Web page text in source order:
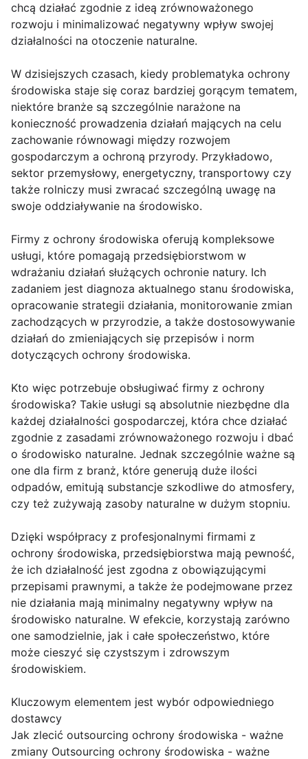
chcą działać zgodnie z ideą zrównoważonego
rozwoju i minimalizować negatywny wpływ swojej
działalności na otoczenie naturalne.
W dzisiejszych czasach, kiedy problematyka ochrony
środowiska staje się coraz bardziej gorącym tematem,
niektóre branże są szczególnie narażone na
konieczność prowadzenia działań mających na celu
zachowanie równowagi między rozwojem
gospodarczym a ochroną przyrody. Przykładowo,
sektor przemysłowy, energetyczny, transportowy czy
także rolniczy musi zwracać szczególną uwagę na
swoje oddziaływanie na środowisko.
Firmy z ochrony środowiska oferują kompleksowe
usługi, które pomagają przedsiębiorstwom w
wdrażaniu działań służących ochronie natury. Ich
zadaniem jest diagnoza aktualnego stanu środowiska,
opracowanie strategii działania, monitorowanie zmian
zachodzących w przyrodzie, a także dostosowywanie
działań do zmieniających się przepisów i norm
dotyczących ochrony środowiska.
Kto więc potrzebuje obsługiwać firmy z ochrony
środowiska? Takie usługi są absolutnie niezbędne dla
każdej działalności gospodarczej, która chce działać
zgodnie z zasadami zrównoważonego rozwoju i dbać
o środowisko naturalne. Jednak szczególnie ważne są
one dla firm z branż, które generują duże ilości
odpadów, emitują substancje szkodliwe do atmosfery,
czy też zużywają zasoby naturalne w dużym stopniu.
Dzięki współpracy z profesjonalnymi firmami z
ochrony środowiska, przedsiębiorstwa mają pewność,
że ich działalność jest zgodna z obowiązującymi
przepisami prawnymi, a także że podejmowane przez
nie działania mają minimalny negatywny wpływ na
środowisko naturalne. W efekcie, korzystają zarówno
one samodzielnie, jak i całe społeczeństwo, które
może cieszyć się czystszym i zdrowszym
środowiskiem.
Kluczowym elementem jest wybór odpowiedniego
dostawcy
Jak zlecić outsourcing ochrony środowiska - ważne
zmiany Outsourcing ochrony środowiska - ważne